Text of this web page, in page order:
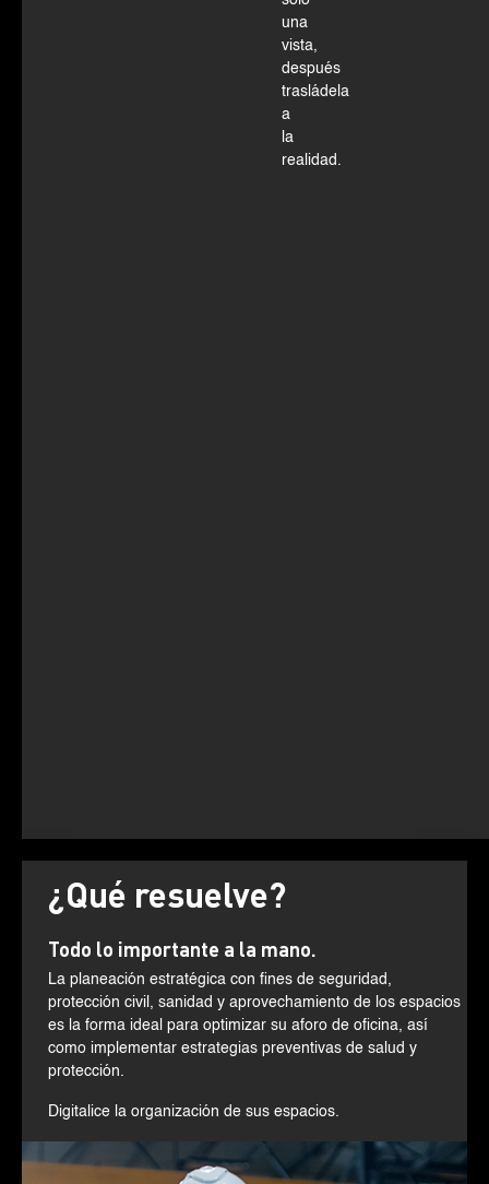
una
vista,
después
trasládela
a
la
realidad.
¿Qué resuelve?
Todo lo importante a la mano.
La planeación estratégica con fines de seguridad,
protección civil, sanidad y aprovechamiento de los espacios
es la forma ideal para optimizar su aforo de oficina, así
como implementar estrategias preventivas de salud y
protección.
Digitalice la organización de sus espacios.